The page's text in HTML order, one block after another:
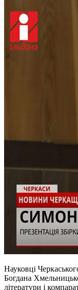
Науковці
Богдана
літератури і